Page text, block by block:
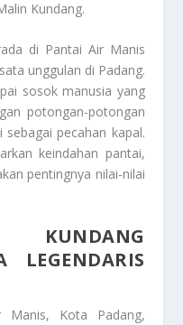
Kundang.
di Pantai Air Manis
unggulan di Padang.
sosok manusia yang
potongan-potongan
pecahan kapal.
keindahan pantai,
pentingnya nilai-nilai
LEGENDARIS
Kota Padang,